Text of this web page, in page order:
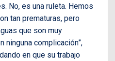
No, es una ruleta. Hemos
tan prematuras, pero
que son muy
ninguna complicación”,
en que su trabajo